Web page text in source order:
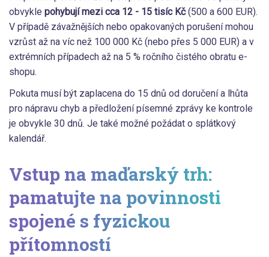
obvykle pohybují mezi cca 12 - 15 tisíc Kč(500 a 600 EUR).
V případě závažnějších nebo opakovaných porušení mohou
vzrůst až na víc než 100 000 Kč (nebo přes 5 000 EUR) a v
extrémních případech až na 5 % ročního čistého obratu e-
shopu.
Pokuta musí být zaplacena do 15 dnů od doručení a lhůta
pro nápravu chyb a předložení písemné zprávy ke kontrole
je obvykle 30 dnů. Je také možné požádat o splátkový
kalendář.
Vstup na maďarský trh:
pamatujte na povinnosti
spojené s fyzickou
přítomností